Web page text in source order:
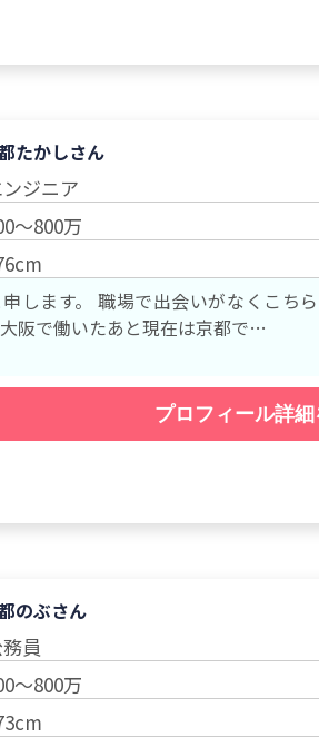
たかしさん
ジニア
～800万
します。 職場で出会いがなくこちらで
阪で働いたあと現在は京都で…
プロフィール詳
のぶさん
員
～800万